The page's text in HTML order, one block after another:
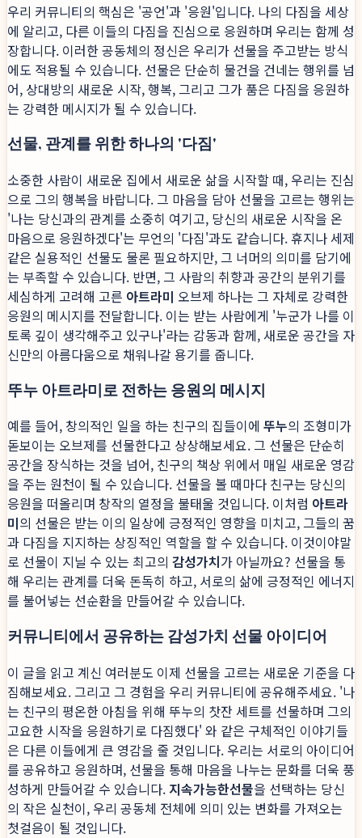
우리 커뮤니티의 핵심은 '공언'과 '응원'입니다. 나의 다짐을 세상
에 알리고, 다른 이들의 다짐을 진심으로 응원하며 우리는 함께 성
장합니다. 이러한 공동체의 정신은 우리가 선물을 주고받는 방식
에도 적용될 수 있습니다. 선물은 단순히 물건을 건네는 행위를 넘
어, 상대방의 새로운 시작, 행복, 그리고 그가 품은 다짐을 응원하
는 강력한 메시지가 될 수 있습니다.
선물, 관계를 위한 하나의 '다짐'
소중한 사람이 새로운 집에서 새로운 삶을 시작할 때, 우리는 진심
으로 그의 행복을 바랍니다. 그 마음을 담아 선물을 고르는 행위는
'나는 당신과의 관계를 소중히 여기고, 당신의 새로운 시작을 온
마음으로 응원하겠다'는 무언의 '다짐'과도 같습니다. 휴지나 세제
같은 실용적인 선물도 물론 필요하지만, 그 너머의 의미를 담기에
는 부족할 수 있습니다. 반면, 그 사람의 취향과 공간의 분위기를
세심하게 고려해 고른 아트라미 오브제 하나는 그 자체로 강력한
응원의 메시지를 전달합니다. 이는 받는 사람에게 '누군가 나를 이
토록 깊이 생각해주고 있구나'라는 감동과 함께, 새로운 공간을 자
신만의 아름다움으로 채워나갈 용기를 줍니다.
뚜누 아트라미로 전하는 응원의 메시지
예를 들어, 창의적인 일을 하는 친구의 집들이에 뚜누의 조형미가
돋보이는 오브제를 선물한다고 상상해보세요. 그 선물은 단순히
공간을 장식하는 것을 넘어, 친구의 책상 위에서 매일 새로운 영감
을 주는 원천이 될 수 있습니다. 선물을 볼 때마다 친구는 당신의
응원을 떠올리며 창작의 열정을 불태울 것입니다. 이처럼 아트라
미의 선물은 받는 이의 일상에 긍정적인 영향을 미치고, 그들의 꿈
과 다짐을 지지하는 상징적인 역할을 할 수 있습니다. 이것이야말
로 선물이 지닐 수 있는 최고의 감성가치가 아닐까요? 선물을 통
해 우리는 관계를 더욱 돈독히 하고, 서로의 삶에 긍정적인 에너지
를 불어넣는 선순환을 만들어갈 수 있습니다.
커뮤니티에서 공유하는 감성가치 선물 아이디어
이 글을 읽고 계신 여러분도 이제 선물을 고르는 새로운 기준을 다
짐해보세요. 그리고 그 경험을 우리 커뮤니티에 공유해주세요. '나
는 친구의 평온한 아침을 위해 뚜누의 찻잔 세트를 선물하며 그의
고요한 시작을 응원하기로 다짐했다' 와 같은 구체적인 이야기들
은 다른 이들에게 큰 영감을 줄 것입니다. 우리는 서로의 아이디어
를 공유하고 응원하며, 선물을 통해 마음을 나누는 문화를 더욱 풍
성하게 만들어갈 수 있습니다. 지속가능한선물을 선택하는 당신
의 작은 실천이, 우리 공동체 전체에 의미 있는 변화를 가져오는
첫걸음이 될 것입니다.